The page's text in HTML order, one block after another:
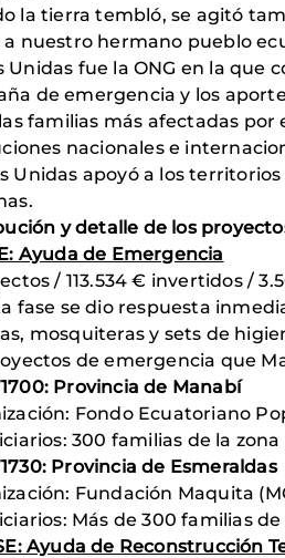
la tierra tembló, se agitó
a nuestro hermano pueblo
Unidas fue la ONG en la que
de emergencia y los
familias más afectadas
nacionales e
Unidas apoyó a los
y detalle de los
Ayuda de Emergencia
/ 113.534 € invertidos /
fase se dio respuesta
mosquiteras y sets de
de emergencia que
Provincia de Manabí
Fondo Ecuatoriano
300 familias de la zona
Provincia de Esmeraldas
Fundación Maquita
Más de 300 familias
Ayuda de Reconstrucción